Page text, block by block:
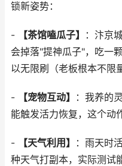
锁新姿势：
- 【茶馆嗑瓜子】
：汴京
会掉落"提神瓜子"，吃一
以无限刷（老板根本不限
- 【宠物互动】
：我养的
能触发活力恢复，这个动
- 【天气利用】
：雨天时
种天气打副本，实际测试